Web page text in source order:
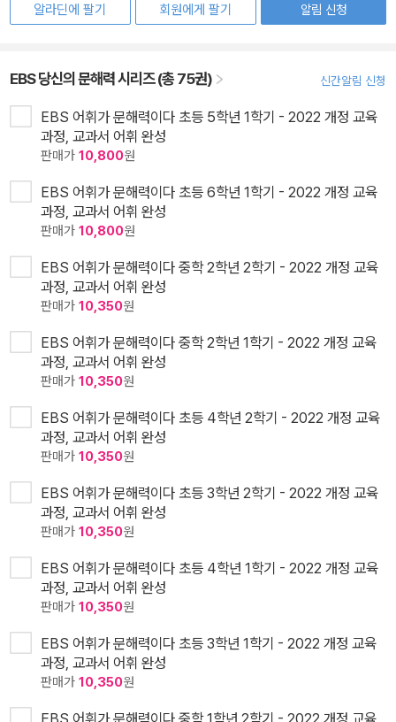
알라딘에 팔기
회원에게 팔기
알림 신청
EBS 당신의 문해력 시리즈 (총 75권) 신간알림 신청
EBS 어휘가 문해력이다 초등 5학년 1학기 - 2022 개정 교육
과정, 교과서 어휘 완성
판매가 10,800원
EBS 어휘가 문해력이다 초등 6학년 1학기 - 2022 개정 교육
과정, 교과서 어휘 완성
판매가 10,800원
EBS 어휘가 문해력이다 중학 2학년 2학기 - 2022 개정 교육
과정, 교과서 어휘 완성
판매가 10,350원
EBS 어휘가 문해력이다 중학 2학년 1학기 - 2022 개정 교육
과정, 교과서 어휘 완성
판매가 10,350원
EBS 어휘가 문해력이다 초등 4학년 2학기 - 2022 개정 교육
과정, 교과서 어휘 완성
판매가 10,350원
EBS 어휘가 문해력이다 초등 3학년 2학기 - 2022 개정 교육
과정, 교과서 어휘 완성
판매가 10,350원
EBS 어휘가 문해력이다 초등 4학년 1학기 - 2022 개정 교육
과정, 교과서 어휘 완성
판매가 10,350원
EBS 어휘가 문해력이다 초등 3학년 1학기 - 2022 개정 교육
과정, 교과서 어휘 완성
판매가 10,350원